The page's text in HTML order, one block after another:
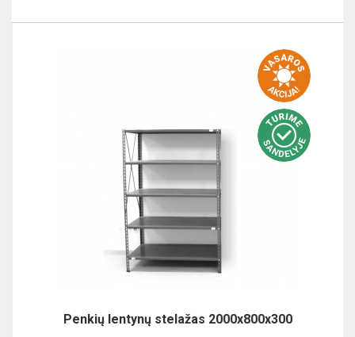
Penkių lentynų stelažas 2000x800x300